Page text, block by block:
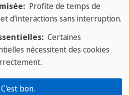
Profite de temps de
d’interactions sans interruption.
Certaines
nécessitent des cookies
C'est bon.